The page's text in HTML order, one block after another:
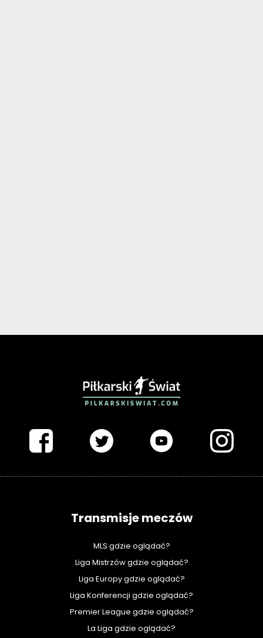
Transmisje meczów
MLS gdzie oglądać?
Liga Mistrzów gdzie oglądać?
Liga Europy gdzie oglądać?
Liga Konferencji gdzie oglądać?
Premier League gdzie oglądać?
La Liga gdzie oglądać?